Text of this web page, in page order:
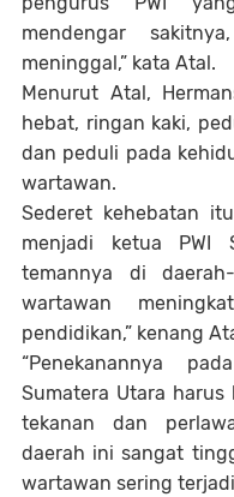
mendengar
meninggal,” kata Atal.
Menurut Atal,
hebat, ringan kaki,
dan peduli pada
wartawan.
Sederet kehebatan
menjadi ketua PWI
temannya di
wartawan
pendidikan,” kenang
“Penekanannya
Sumatera Utara
tekanan dan
daerah ini sangat
wartawan sering